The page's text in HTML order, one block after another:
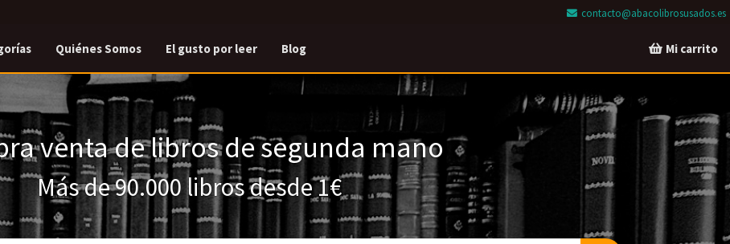
contacto@abacolibrosusados.es
Quiénes Somos El gusto por leer Blog Mi carrito
venta de libros de segunda mano
Más de 90.000 libros desde 1€